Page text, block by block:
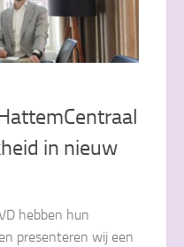
in nieuw
hebben hun
presenteren wij een